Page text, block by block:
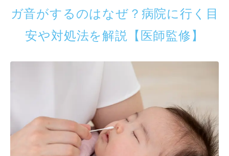
ガ音がするのはなぜ？病院に行く目
安や対処法を解説【医師監修】